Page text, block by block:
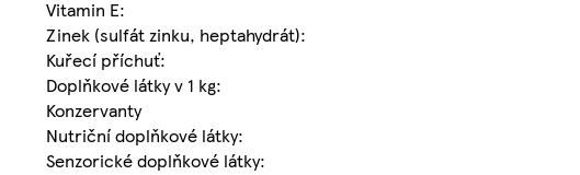
Vitamin E:
Zinek (sulfát zinku, heptahydrát):
Kuřecí příchuť:
Doplňkové látky v 1 kg:
Konzervanty
Nutriční doplňkové látky:
Senzorické doplňkové látky: